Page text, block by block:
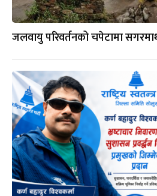
जलवायु परिवर्तनको चपेटामा